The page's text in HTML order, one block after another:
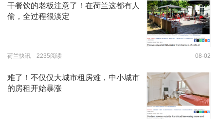
干餐饮的老板注意了！在荷兰这都有人
偷，全过程很淡定
荷兰快讯 2235阅读 08-02
难了！不仅仅大城市租房难，中小城市
的房租开始暴涨